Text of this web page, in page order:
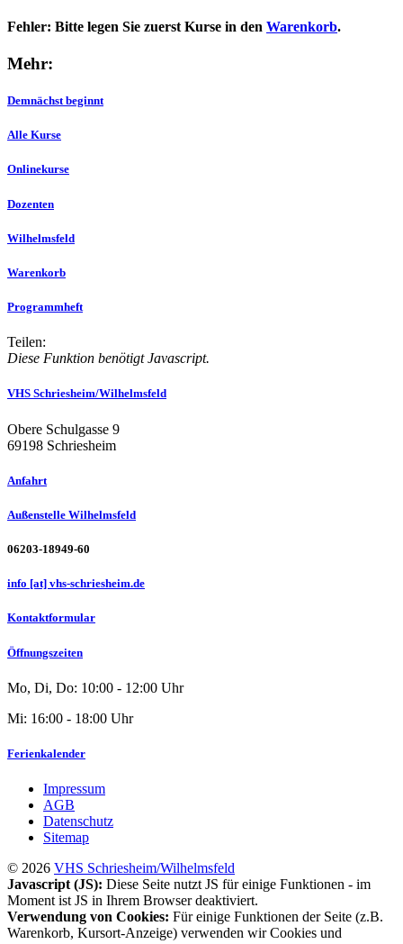
Fehler: Bitte legen Sie zuerst Kurse in den Warenkorb.
Mehr:
Demnächst beginnt
Alle Kurse
Onlinekurse
Dozenten
Wilhelmsfeld
Warenkorb
Programmheft
Teilen:
Diese Funktion benötigt Javascript.
VHS Schriesheim/Wilhelmsfeld
Obere Schulgasse 9
69198 Schriesheim
Anfahrt
Außenstelle Wilhelmsfeld
06203-18949-60
info [at] vhs-schriesheim.de
Kontaktformular
Öffnungszeiten
Mo, Di, Do: 10:00 - 12:00 Uhr
Mi: 16:00 - 18:00 Uhr
Ferienkalender
Impressum
AGB
Datenschutz
Sitemap
© 2026 VHS Schriesheim/Wilhelmsfeld
Javascript (JS): Diese Seite nutzt JS für einige Funktionen - im
Moment ist JS in Ihrem Browser deaktiviert.
Verwendung von Cookies: Für einige Funktionen der Seite (z.B.
Warenkorb, Kursort-Anzeige) verwenden wir Cookies und